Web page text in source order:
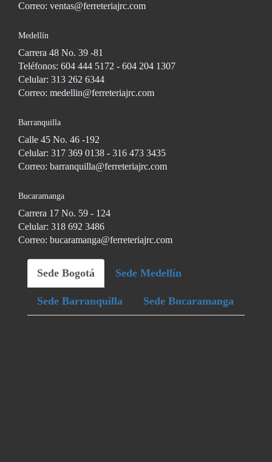
Correo: ventas@ferreteriajrc.com
Medellín
Carrera 48 No. 39 -81
Teléfonos: 604 444 5172 - 604 204 1307
Celular: 313 262 6344
Correo: medellin@ferreteriajrc.com
Barranquilla
Calle 45 No. 46 -192
Celular: 317 369 0138 - 316 473 3435
Correo: barranquilla@ferreteriajrc.com
Bucaramanga
Carrera 17 No. 59 - 124
Celular: 318 692 3486
Correo: bucaramanga@ferreteriajrc.com
Sede Bogotá Sede Medellín
Sede Barranquilla Sede Bucaramanga